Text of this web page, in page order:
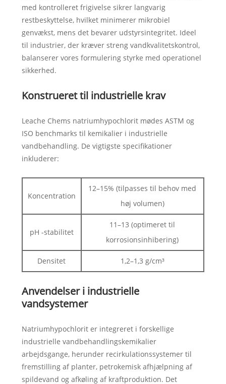
med kontrolleret frigivelse sikrer langvarig
restbeskyttelse, hvilket minimerer mikrobiel
genvækst, mens det bevarer udstyrsintegritet. Ideel
til industrier, der kræver streng vandkvalitetskontrol,
balanserer vores formulering styrke med operationel
sikkerhed.
Konstrueret til industrielle krav
Leache Chems natriumhypochlorit mødes ASTM og
ISO benchmarks til kemikalier i industrielle
vandbehandling. De vigtigste specifikationer
inkluderer:
Koncentration
12–15% (tilpasses til behov med
høj volumen)
pH -stabilitet
11–13 (optimeret til
korrosionsinhibering)
Densitet 1,2–1,3 g/cm³
Anvendelser i industrielle
vandsystemer
Natriumhypochlorit er integreret i forskellige
industrielle vandbehandlingskemikalier
arbejdsgange, herunder recirkulationssystemer til
fremstilling af planter, petrokemisk afhjælpning af
spildevand og afkøling af kraftproduktion. Det